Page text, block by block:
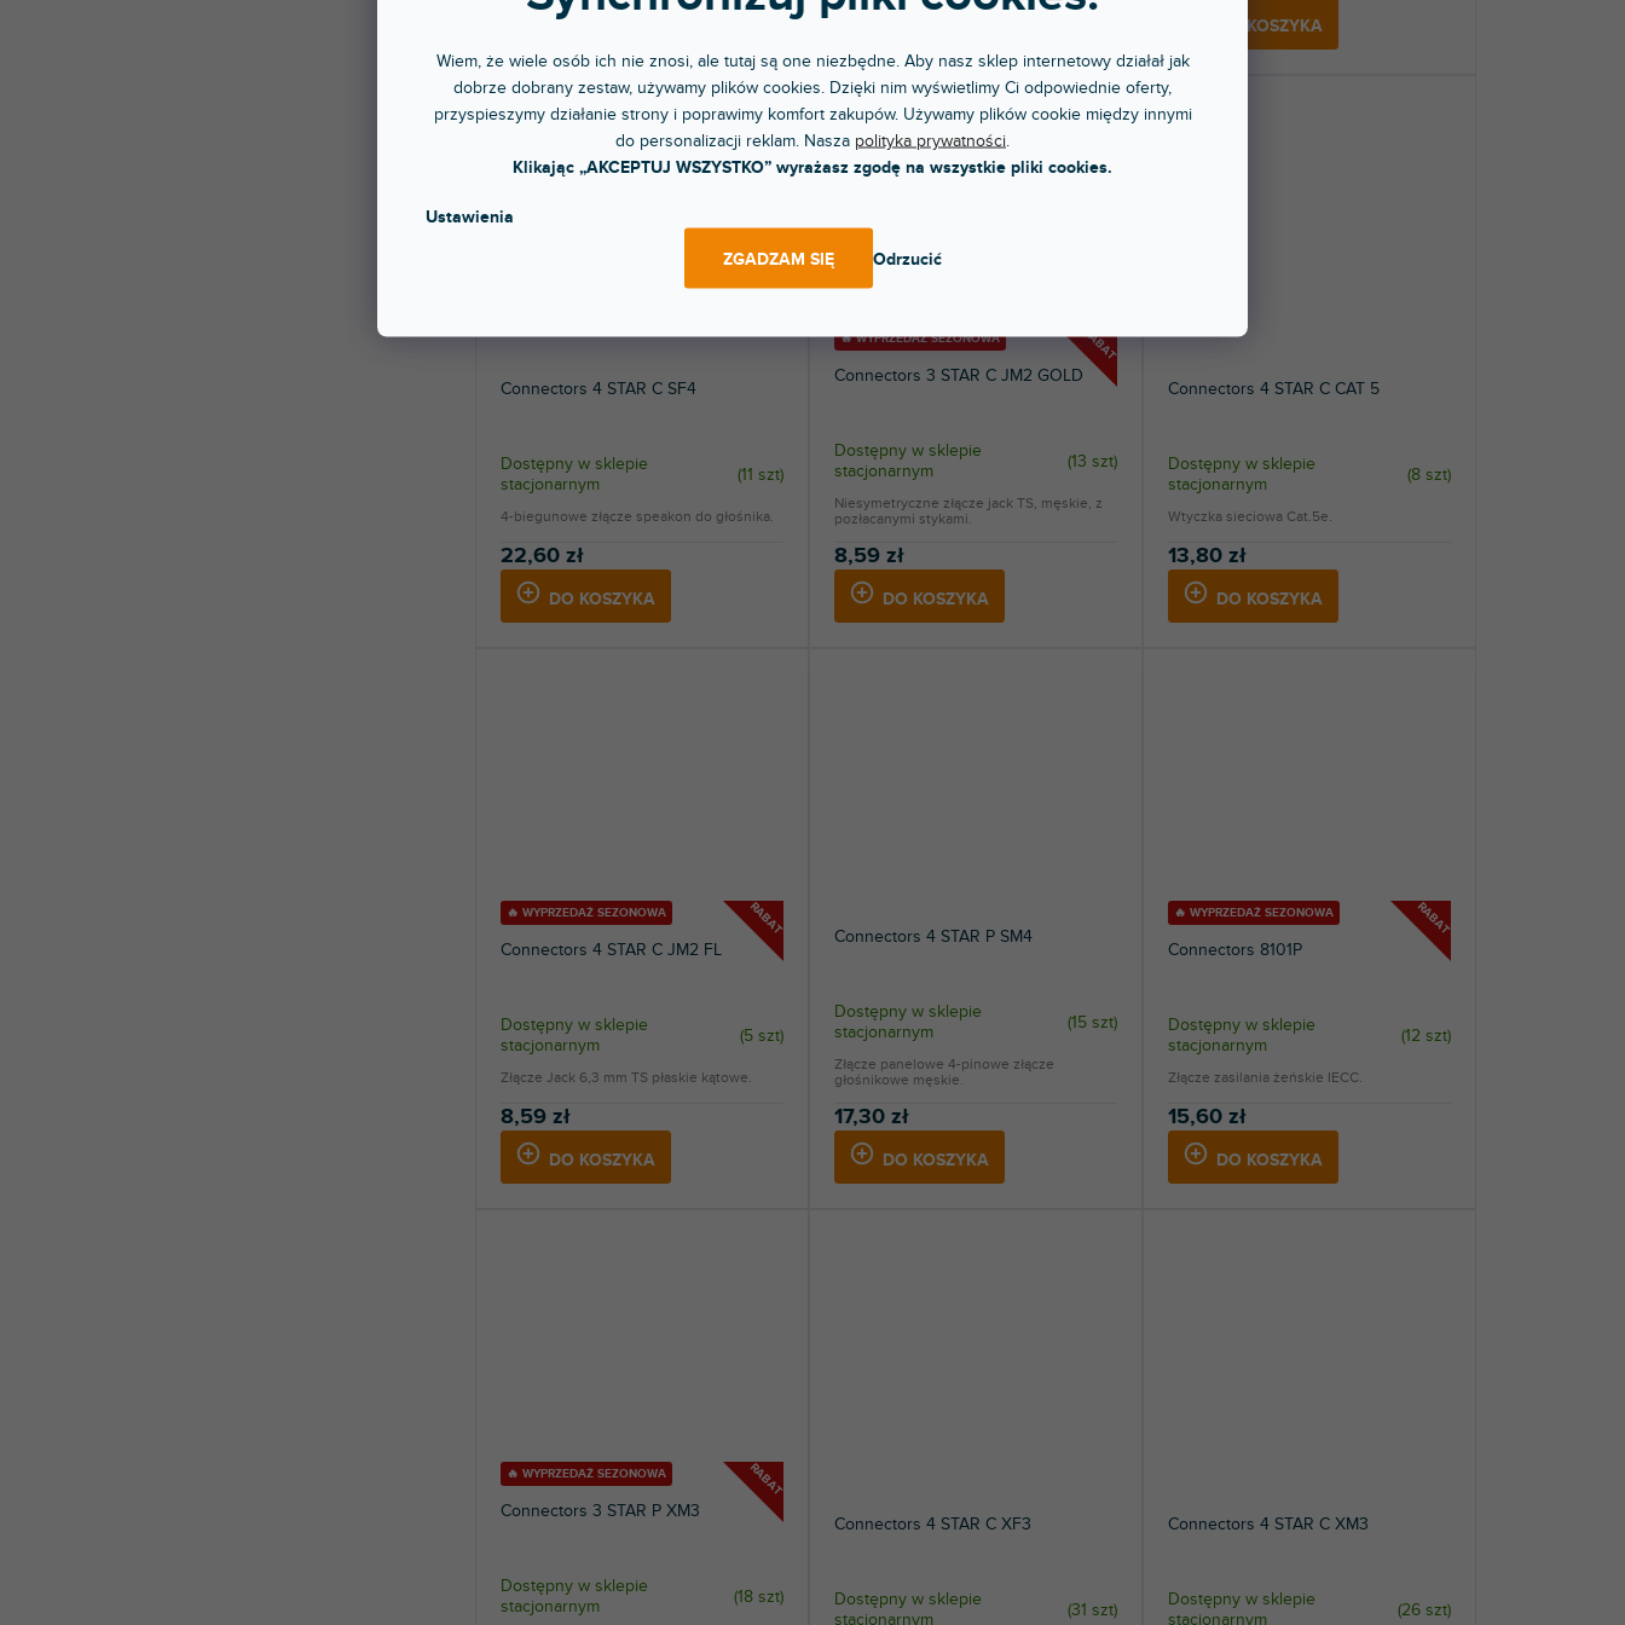
Wiem, że wiele osób ich nie znosi, ale tutaj są one niezbędne. Aby nasz sklep internetowy działał jak
dobrze dobrany zestaw, używamy plików cookies. Dzięki nim wyświetlimy Ci odpowiednie oferty,
przyspieszymy działanie strony i poprawimy komfort zakupów. Używamy plików cookie między innymi
do personalizacji reklam. Nasza polityka prywatności.
Klikając „AKCEPTUJ WSZYSTKO” wyrażasz zgodę na wszystkie pliki cookies.
Ustawienia
Odrzucić
ZGADZAM SIĘ
DO KOSZYKA DO KOSZYKA
Connectors 4 STAR C SF4
Dostępny w sklepie
stacjonarnym
(11 szt)
22,60 zł
DO KOSZYKA
4-biegunowe złącze speakon do głośnika.
RABAT
🔥 WYPRZEDAŻ SEZONOWA
Connectors 3 STAR C JM2 GOLD
Dostępny w sklepie
stacjonarnym
(13 szt)
8,59 zł
DO KOSZYKA
Niesymetryczne złącze jack TS, męskie, z
pozłacanymi stykami.
Connectors 4 STAR C CAT 5
Dostępny w sklepie
stacjonarnym
(8 szt)
13,80 zł
DO KOSZYKA
Wtyczka sieciowa Cat.5e.
RABAT
🔥 WYPRZEDAŻ SEZONOWA
Connectors 4 STAR C JM2 FL
Dostępny w sklepie
stacjonarnym
(5 szt)
8,59 zł
DO KOSZYKA
Złącze Jack 6,3 mm TS płaskie kątowe.
Connectors 4 STAR P SM4
Dostępny w sklepie
stacjonarnym
(15 szt)
17,30 zł
DO KOSZYKA
Złącze panelowe 4-pinowe złącze
głośnikowe męskie.
RABAT
🔥 WYPRZEDAŻ SEZONOWA
Connectors 8101P
Dostępny w sklepie
stacjonarnym
(12 szt)
15,60 zł
DO KOSZYKA
Złącze zasilania żeńskie IECC.
RABAT
🔥 WYPRZEDAŻ SEZONOWA
Connectors 3 STAR P XM3
Dostępny w sklepie
stacjonarnym
(18 szt)
Connectors 4 STAR C XF3
Dostępny w sklepie
stacjonarnym
(31 szt)
Connectors 4 STAR C XM3
Dostępny w sklepie
stacjonarnym
(26 szt)